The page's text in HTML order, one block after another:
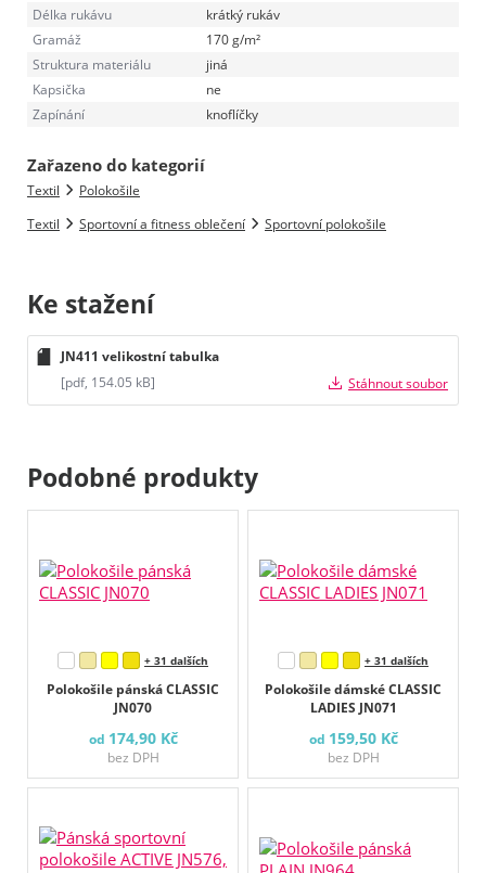
Délka rukávu
krátký rukáv
Gramáž
170 g/m²
Struktura materiálu
jiná
Kapsička
ne
Zapínání
knoflíčky
Zařazeno do kategorií
Textil
Polokošile
Textil
Sportovní a fitness oblečení Sportovní polokošile
Ke stažení
JN411 velikostní tabulka
[pdf, 154.05 kB]
Stáhnout soubor
Podobné produkty
Polokošile pánská CLASSIC
JN070
+ 31 dalších
od 174,90 Kč
bez DPH
Polokošile dámské CLASSIC
LADIES JN071
+ 31 dalších
od 159,50 Kč
bez DPH